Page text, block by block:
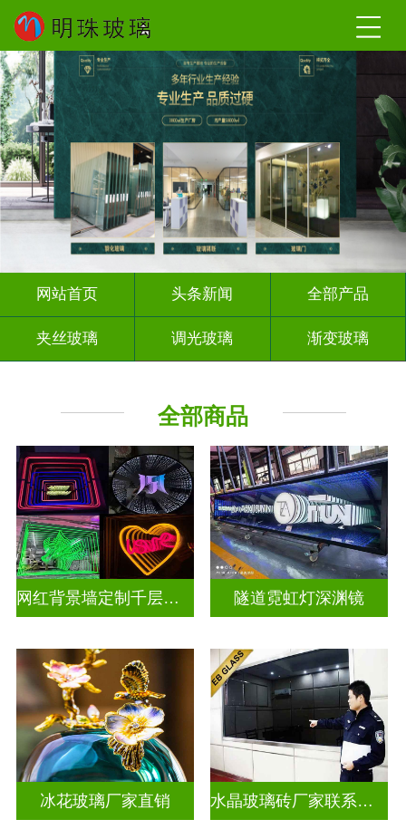
网站首页 头条新闻 全部产品
夹丝玻璃 调光玻璃 渐变玻璃
其它玻璃
全部商品
网红背景墙定制千层镜深渊镜 隧道霓虹灯深渊镜
冰花玻璃厂家直销 水晶玻璃砖厂家联系方式